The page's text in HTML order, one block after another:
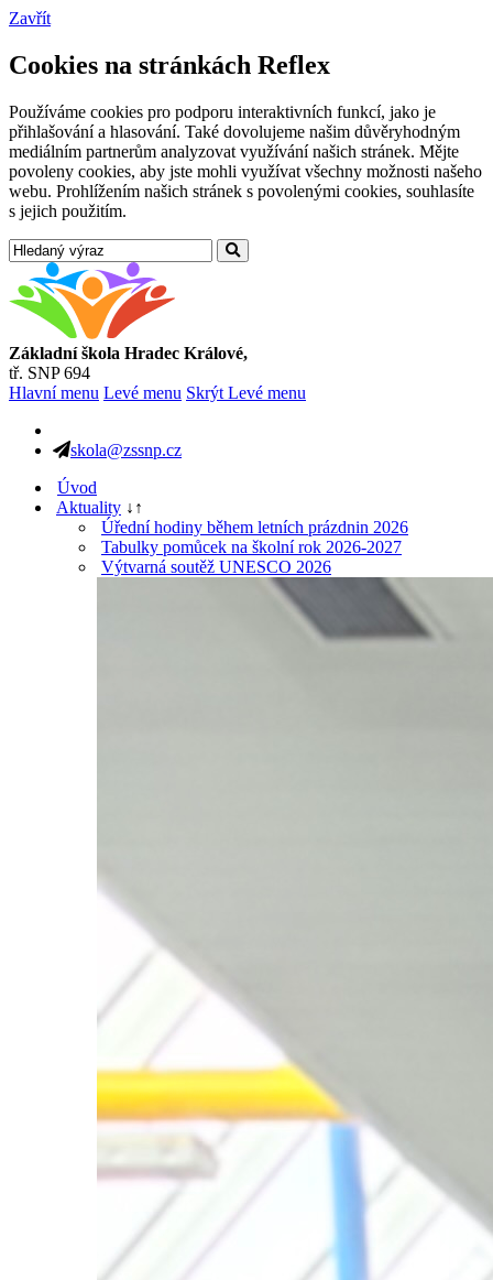
Zavřít
Cookies na stránkách Reflex
Používáme cookies pro podporu interaktivních funkcí, jako je
přihlašování a hlasování. Také dovolujeme našim důvěryhodným
mediálním partnerům analyzovat využívání našich stránek. Mějte
povoleny cookies, aby jste mohli využívat všechny možnosti našeho
webu. Prohlížením našich stránek s povolenými cookies, souhlasíte
s jejich použitím.
Základní škola Hradec Králové,
tř. SNP 694
Hlavní menu Levé menu Skrýt Levé menu
skola@zssnp.cz
Úvod
Aktuality ↓ ↑
Úřední hodiny během letních prázdnin 2026
Tabulky pomůcek na školní rok 2026-2027
Výtvarná soutěž UNESCO 2026